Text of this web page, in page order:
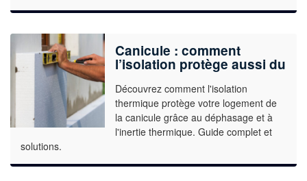
Canicule : comment
l’isolation protège aussi du
Découvrez comment l'isolation
thermique protège votre logement de
la canicule grâce au déphasage et à
l'inertie thermique. Guide complet et
solutions.